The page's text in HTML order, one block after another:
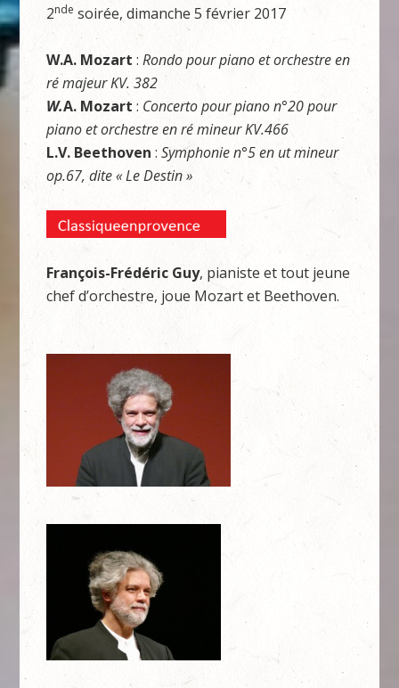
2nde soirée, dimanche 5 février 2017
W.A. Mozart :Rondo pour piano et orchestre en
ré majeur KV. 382
W.A. Mozart : Concerto pour piano n°20 pour
piano et orchestre en ré mineur KV.466
L.V. Beethoven : Symphonie n°5 en ut mineur
op.67, dite « Le Destin »
François-Frédéric Guy, pianiste et tout jeune
chef d’orchestre, joue Mozart et Beethoven.